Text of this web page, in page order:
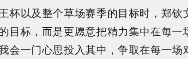
杯以及整个草场赛季的目标时，郑钦
目标，而是更愿意把精力集中在每一
会一门心思投入其中，争取在每一场